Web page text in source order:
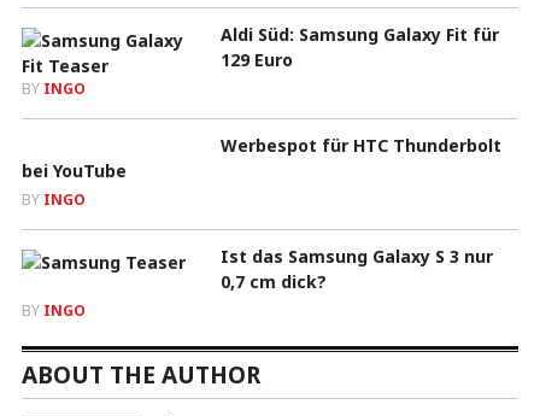
Aldi Süd: Samsung Galaxy Fit für
129 Euro
BY INGO
Werbespot für HTC Thunderbolt
bei YouTube
BY INGO
Ist das Samsung Galaxy S 3 nur
0,7 cm dick?
BY INGO
ABOUT THE AUTHOR